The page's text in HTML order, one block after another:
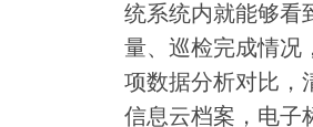
统系统内就能够看
量、巡检完成情况
项数据分析对比，
信息云档案，电子